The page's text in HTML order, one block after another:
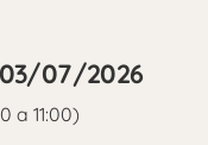
03/07/2026
a 11:00)